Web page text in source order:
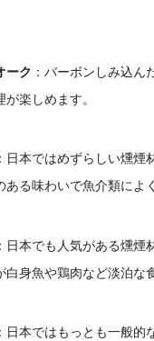
ーク ：バーボンしみ込ん
が楽しめます。
： 日本ではめずらしい燻煙
ある味わいで魚介類によ
日本でも人気がある燻煙
白身魚や鶏肉など淡泊な
： 日本ではもっとも一般的